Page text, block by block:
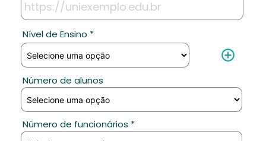
Nível de Ensino *
add_circle_outline
Número de alunos
Número de funcionários *